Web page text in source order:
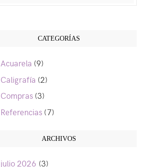
CATEGORÍAS
Acuarela (9)
Caligrafía (2)
Compras (3)
Referencias (7)
ARCHIVOS
julio 2026 (3)